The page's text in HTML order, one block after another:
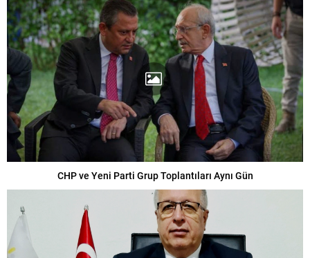
CHP ve Yeni Parti Grup Toplantıları Aynı Gün